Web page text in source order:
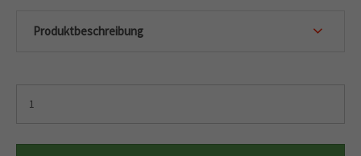
Produktbeschreibung